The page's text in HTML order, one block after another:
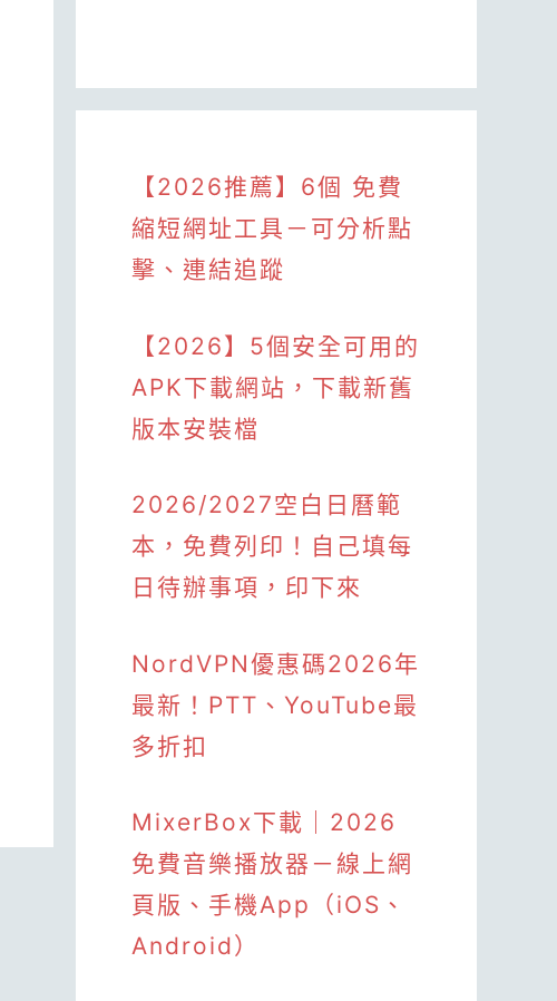
【2026推薦】6個 免費
縮短網址工具－可分析點
擊、連結追蹤
【2026】5個安全可用的
APK下載網站，下載新舊
版本安裝檔
2026/2027空白日曆範
本，免費列印！自己填每
日待辦事項，印下來
NordVPN優惠碼2026年
最新！PTT、YouTube最
多折扣
MixerBox下載｜2026
免費音樂播放器－線上網
頁版、手機App（iOS、
Android）